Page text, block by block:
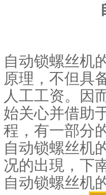
自动锁螺丝机
原理，不但具
人工工资。因
始关心并借助
程，有一部分
自动锁螺丝机
况的出現，下
自动锁螺丝机